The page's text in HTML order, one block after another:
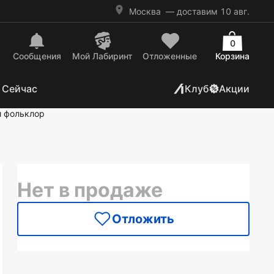
Москва — доставим 10 авг.
Сообщения Mой Лабиринт Отложенные Корзина
0
Клуб Акции
фольклор
Нет в продаже
Отложить